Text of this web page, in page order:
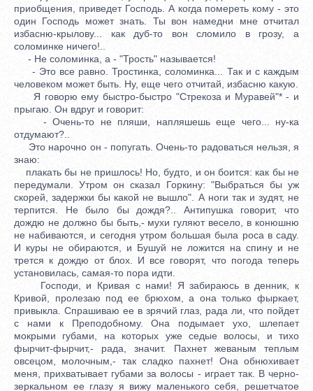
приобщения, приведет Господь. А когда помереть кому - это
один Господь может знать. Ты вон намедни мне отчитал
избасню-крылову... как дуб-то вон сломило в грозу, а
соломинке ничего!..
- Не соломинка, а - "Трость" называется!
- Это все равно. Тростинка, соломинка... Так и с каждым
человеком может быть. Ну, еще чего отчитай, избасню какую.
Я говорю ему быстро-быстро "Стрекоза и Муравей"* - и
прыгаю. Он вдруг и говорит:
- Очень-то не пляши, напляшешь еще чего... ну-ка
отдумают?..
Это нарочно он - попугать. Очень-то радоваться нельзя, я
знаю:
плакать бы не пришлось! Но, будто, и он боится: как бы не
передумали. Утром он сказал Горкину: "Выбраться бы уж
скорей, задержки бы какой не вышло". А ноги так и зудят, не
терпится. Не было бы дождя?.. Антипушка говорит, что
дождю не должно бы быть,- мухи гуляют весело, в конюшню
не набиваются, и сегодня утром большая была роса в саду.
И куры не обираются, и Бушуй не ложится на спину и не
трется к дождю от блох. И все говорят, что погода теперь
установилась, самая-то пора идти.
Господи, и Кривая с нами! Я забираюсь в денник, к
Кривой, пролезаю под ее брюхом, а она только фыркает,
привыкла. Спрашиваю ее в зрячий глаз, рада ли, что пойдет
с нами к Преподобному. Она подымает ухо, шлепает
мокрыми губами, на которых уже седые волосы, и тихо
фырчит-фырчит,- рада, значит. Пахнет жеваным теплым
овсецом, молочным,- так сладко пахнет! Она обнюхивает
меня, прихватывает губами за волосы - играет так. В черно-
зеркальном ее глазу я вижу маленького себя, решетчатое